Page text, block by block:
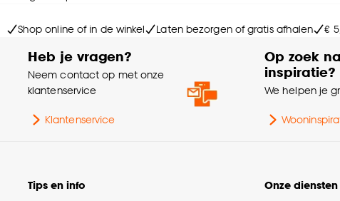
Shop online of in de winkel Laten bezorgen of gratis afhalen €
Heb je vragen?
Neem contact op met onze
klantenservice
Klantenservice
Op zoek
inspiratie?
We helpen je
Tips en info
Onze diensten